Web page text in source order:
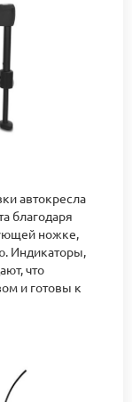
автокресла
благодаря
ножке,
Индикаторы,
что
и готовы к